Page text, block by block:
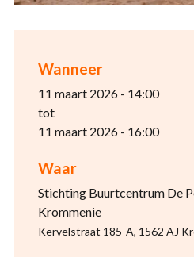
Wanneer
11 maart 2026 - 14:00
tot
11 maart 2026 - 16:00
Waar
Stichting Buurtcentrum De
Krommenie
Kervelstraat 185-A, 1562 AJ